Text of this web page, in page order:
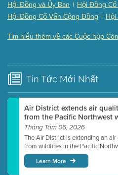
Presentation (Part 3 of
Meeting Details
Submit a comment
Watch for real-time
Hội Đồng và Ủy Ban | Hội Đồng
Hội Đồng Cố Vấn Cộng Đồng |
Tìm hiểu thêm về các Cuộc họp
Tin Tức Mới Nhất
Air District extends air
from the Pacific Northwest
Tháng Tám 06, 2026
The Air District is extending an
from wildfires in the Pacific
Learn More